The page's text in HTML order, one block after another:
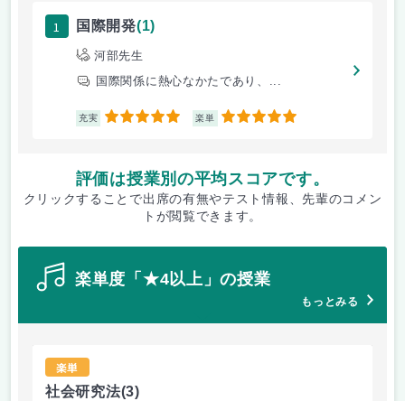
1 国際開発(1)
河部先生
国際関係に熱心なかたであり、...
充実 5 楽単 5
評価は授業別の平均スコアです。
クリックすることで出席の有無やテスト情報、先輩のコメン
トが閲覧できます。
楽単度「★4以上」の授業
もっとみる
楽単
社会研究法(3)